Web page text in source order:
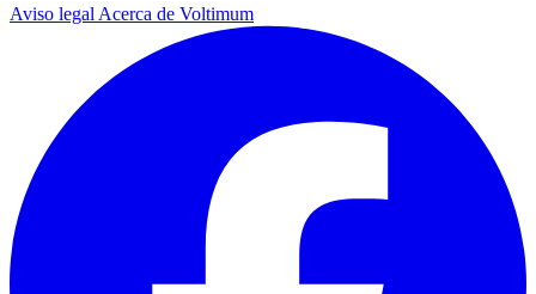
Aviso legal Acerca de Voltimum